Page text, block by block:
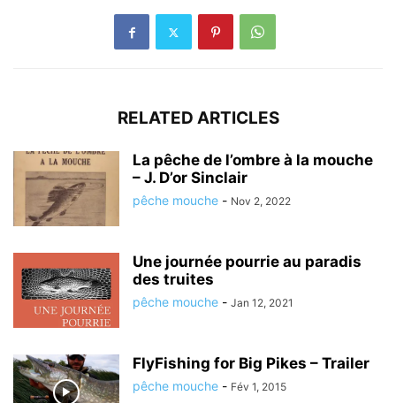
RELATED ARTICLES
La pêche de l’ombre à la mouche
– J. D’or Sinclair
pêche mouche - Nov 2, 2022
Une journée pourrie au paradis
des truites
pêche mouche - Jan 12, 2021
FlyFishing for Big Pikes – Trailer
pêche mouche - Fév 1, 2015